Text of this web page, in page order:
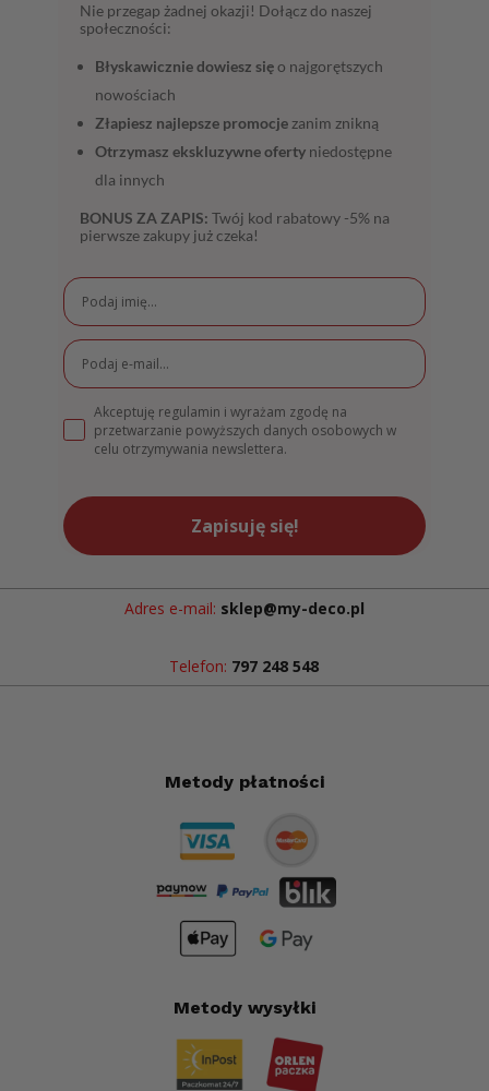
Nie przegap żadnej okazji! Dołącz do naszej
społeczności:
Błyskawicznie dowiesz sięo najgorętszych
nowościach
Złapiesz najlepsze promocje zanim znikną
Otrzymasz ekskluzywne oferty niedostępne
dla innych
BONUS ZA ZAPIS: Twój kod rabatowy -5% na
pierwsze zakupy już czeka!
Akceptuję regulamin i wyrażam zgodę na
przetwarzanie powyższych danych osobowych w
celu otrzymywania newslettera.
Zapisuję się!
Adres e-mail: sklep@my-deco.pl
Telefon: 797 248 548
Metody płatności
Metody wysyłki